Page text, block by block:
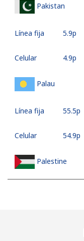
Pakistan
Línea fija ⁦5.9p⁩
Celular ⁦4.9p⁩
Palau
Línea fija ⁦55.5p⁩
Celular ⁦54.9p⁩
Palestine